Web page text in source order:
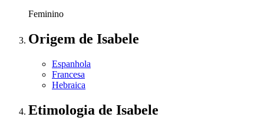
Feminino
Origem de Isabele
Espanhola
Francesa
Hebraica
Etimologia de Isabele